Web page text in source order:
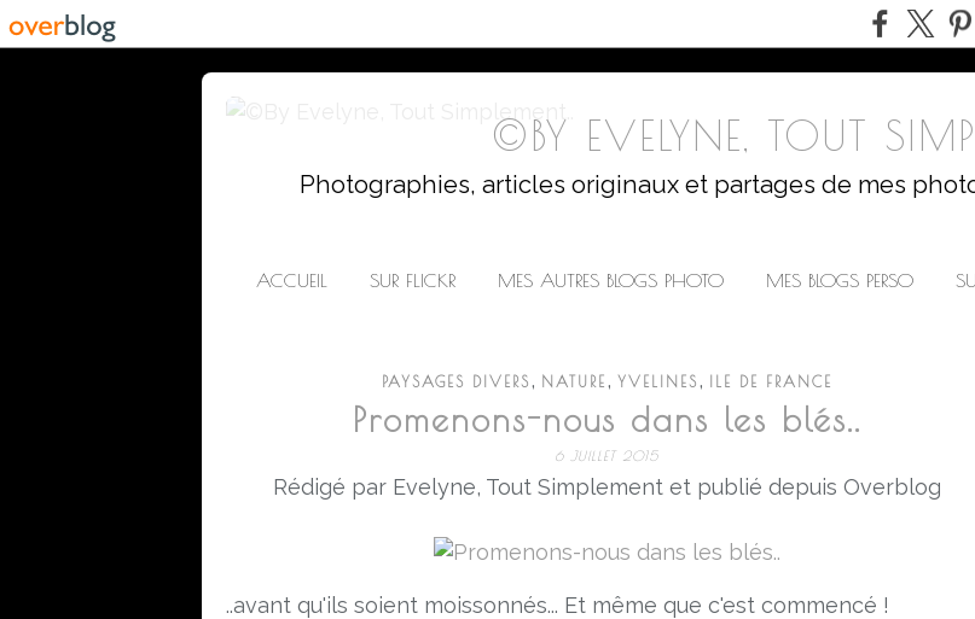
©BY EVELYNE, TOUT
Photographies, articles originaux et partages de mes
ACCUEIL SUR FLICKR MES AUTRES BLOGS PHOTO MES BLOGS PERSO
PAYSAGES DIVERS , NATURE , YVELINES , ILE DE FRANCE
Promenons-nous dans les blés..
6 JUILLET 2015
Rédigé par Evelyne, Tout Simplement et publié depuis Overblog
..avant qu'ils soient moissonnés... Et même que c'est commencé !